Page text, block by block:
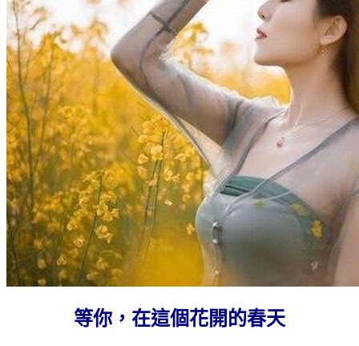
等你，在這個花開的春天